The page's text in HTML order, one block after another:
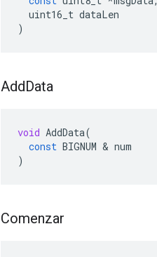
uint16_t dataLen
)
AddData
void AddData(
const BIGNUM & num
)
Comenzar